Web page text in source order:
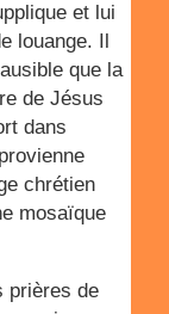
et lui
louange. Il
que la
de Jésus
dans
chrétien
mosaïque
prières de